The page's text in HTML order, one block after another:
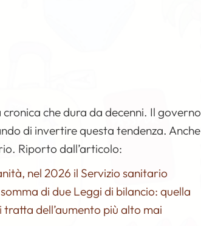
che dura da decenni. Il governo
di invertire questa tendenza. Anche
Riporto dall’articolo:
nel 2026 il Servizio sanitario
di due Leggi di bilancio: quella
dell’aumento più alto mai